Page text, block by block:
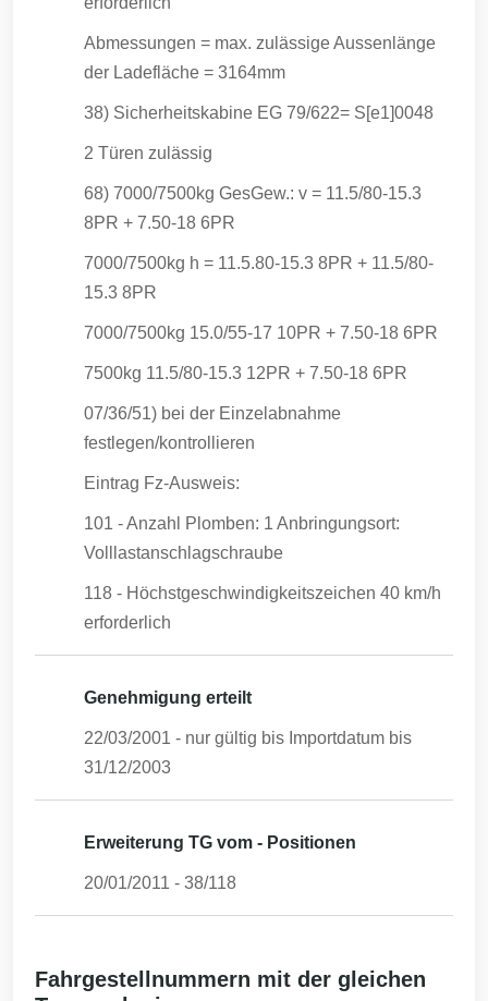
Abmessungen = max. zulässige Aussenlänge
der Ladefläche = 3164mm
38) Sicherheitskabine EG 79/622= S[e1]0048
2 Türen zulässig
68) 7000/7500kg GesGew.: v = 11.5/80-15.3
8PR + 7.50-18 6PR
7000/7500kg h = 11.5.80-15.3 8PR + 11.5/80-
15.3 8PR
7000/7500kg 15.0/55-17 10PR + 7.50-18 6PR
7500kg 11.5/80-15.3 12PR + 7.50-18 6PR
07/36/51) bei der Einzelabnahme
festlegen/kontrollieren
Eintrag Fz-Ausweis:
101 - Anzahl Plomben: 1 Anbringungsort:
Volllastanschlagschraube
118 - Höchstgeschwindigkeitszeichen 40 km/h
erforderlich
Genehmigung erteilt
22/03/2001 - nur gültig bis Importdatum bis
31/12/2003
Erweiterung TG vom - Positionen
20/01/2011 - 38/118
Fahrgestellnummern mit der gleichen